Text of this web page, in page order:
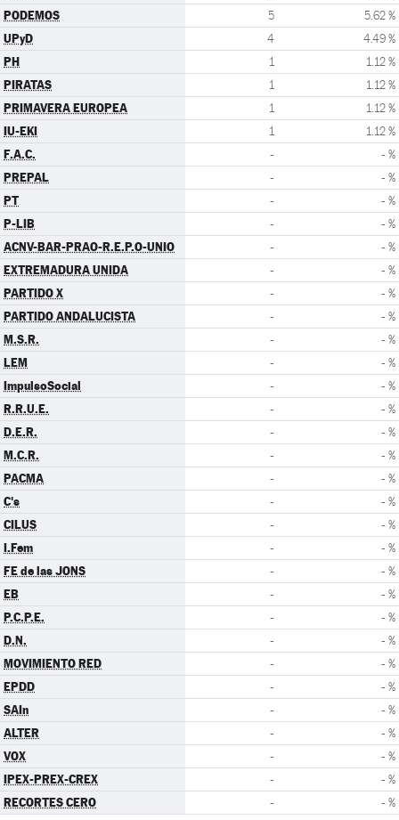
PODEMOS 5 5.62 %
UPyD 4 4.49 %
PH 1 1.12 %
PIRATAS 1 1.12 %
PRIMAVERA EUROPEA 1 1.12 %
IU-EKI 1 1.12 %
F.A.C. - - %
PREPAL - - %
PT - - %
P-LIB - - %
ACNV-BAR-PRAO-R.E.P.O-UNIO - - %
EXTREMADURA UNIDA - - %
PARTIDO X - - %
PARTIDO ANDALUCISTA - - %
M.S.R. - - %
LEM - - %
ImpulsoSocial - - %
R.R.U.E. - - %
D.E.R. - - %
M.C.R. - - %
PACMA - - %
C's - - %
CILUS - - %
I.Fem - - %
FE de las JONS - - %
EB - - %
P.C.P.E. - - %
D.N. - - %
MOVIMIENTO RED - - %
EPDD - - %
SAIn - - %
ALTER - - %
VOX - - %
IPEX-PREX-CREX - - %
RECORTES CERO - - %